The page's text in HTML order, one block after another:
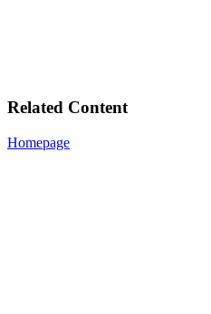
Related Content
Homepage